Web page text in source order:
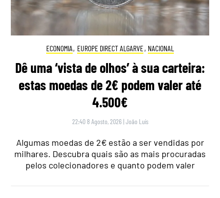
ECONOMIA, EUROPE DIRECT ALGARVE, NACIONAL
Dê uma ‘vista de olhos’ à sua carteira:
estas moedas de 2€ podem valer até
4.500€
22:40 8 Agosto, 2026 |João Luís
Algumas moedas de 2€ estão a ser vendidas por
milhares. Descubra quais são as mais procuradas
pelos colecionadores e quanto podem valer